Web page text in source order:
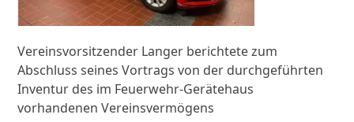
Vereinsvorsitzender Langer berichtete zum
Abschluss seines Vortrags von der durchgeführten
Inventur des im Feuerwehr-Gerätehaus
vorhandenen Vereinsvermögens